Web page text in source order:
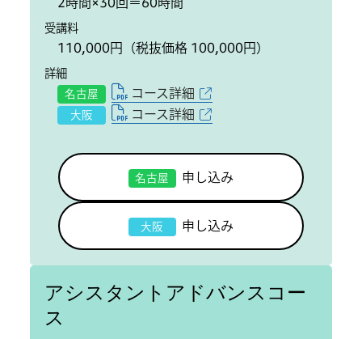
受講料
110,000円（税抜価格 100,000円）
詳細
名古屋 コース詳細
大阪 コース詳細
名古屋 申し込み
大阪 申し込み
アシスタントアドバンスコー
ス